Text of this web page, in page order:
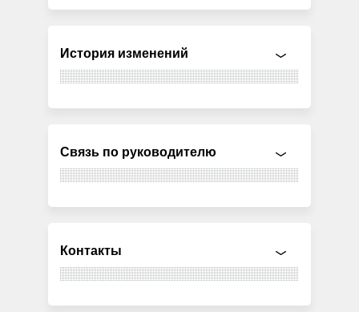
История изменений
Связь по руководителю
Контакты